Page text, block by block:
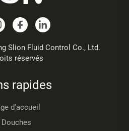
Slion Fluid Control Co., Ltd.
réservés
rapides
d'accueil
Douches